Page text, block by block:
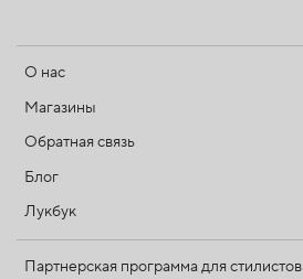
О нас
Магазины
Обратная связь
Блог
Лукбук
Партнерская программа для стилистов